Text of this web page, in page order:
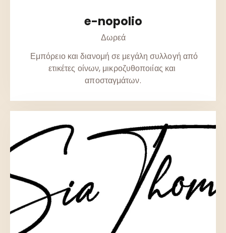
e-nopolio
Δωρεά
Εμπόρειο και διανομή σε μεγάλη συλλογή από
ετικέτες οίνων, μικροζυθοποιίας και
αποσταγμάτων.